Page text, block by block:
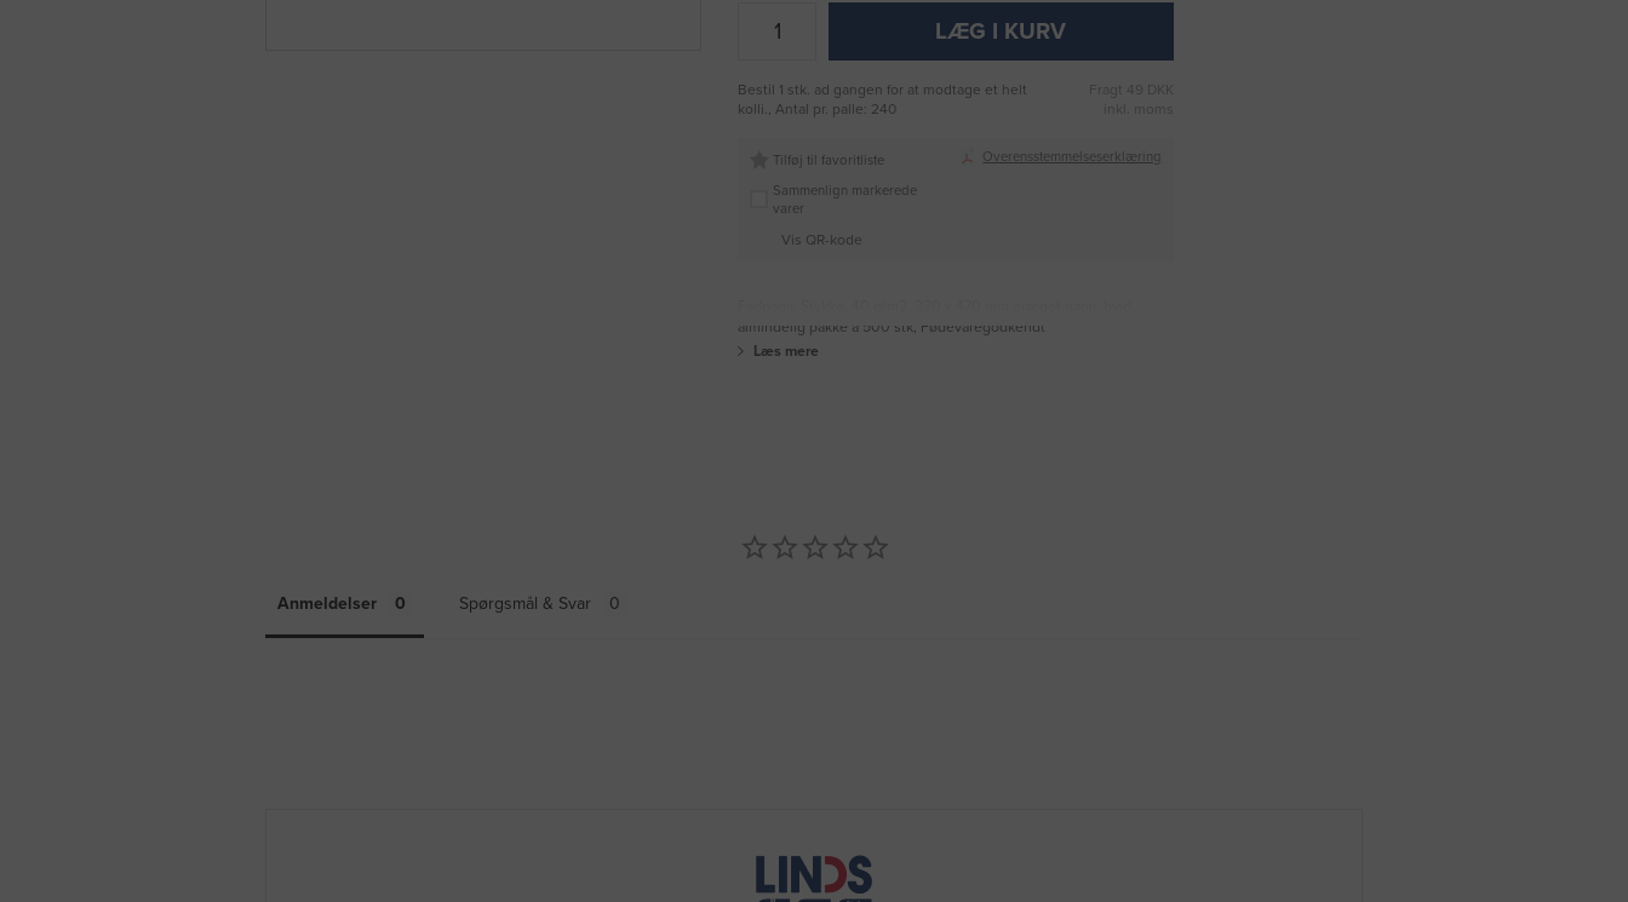
LÆG I KURV
Bestil 1 stk. ad gangen for at modtage et helt
kolli., Antal pr. palle: 240
Fragt 49 DKK
inkl. moms
Tilføj til favoritliste
Sammenlign markerede
varer
Vis QR-kode
Overensstemmelseserklæring
almindelig pakke a 500 stk, Fødevaregodkendt
Læs mere
Anmeldelser Spørgsmål & Svar